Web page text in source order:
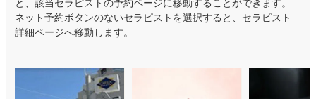
ネット予約ボタンのないセラピストを選択すると、セラピスト
詳細ページへ移動します。